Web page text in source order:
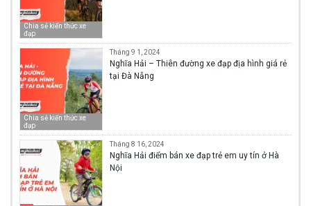
Chia sẻ kiến thức xe
đạp
Chia sẻ kiến thức xe
đạp
Tháng 9 1, 2024
Nghĩa Hải – Thiên đường xe đạp địa hình giá rẻ
tại Đà Nẵng
Tháng 8 16, 2024
Nghĩa Hải điểm bán xe đạp trẻ em uy tín ở Hà
Nội